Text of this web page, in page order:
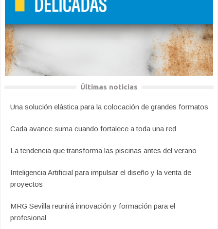
Últimas noticias
Una solución elástica para la colocación de grandes formatos
Cada avance suma cuando fortalece a toda una red
La tendencia que transforma las piscinas antes del verano
Inteligencia Artificial para impulsar el diseño y la venta de
proyectos
MRG Sevilla reunirá innovación y formación para el
profesional